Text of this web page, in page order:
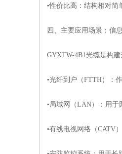
•性价比高：结构相对
四、主要应用场景：信
GYXTW-4B1光缆是构
•光纤到户（FTTH）：
•局域网（LAN）：用
•有线电视网络（CATV